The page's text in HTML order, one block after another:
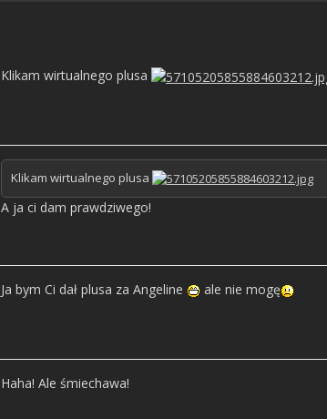
Klikam wirtualnego plusa
Klikam wirtualnego plusa
A ja ci dam prawdziwego!
Ja bym Ci dał plusa za Angeline ale nie mogę
Haha! Ale śmiechawa!